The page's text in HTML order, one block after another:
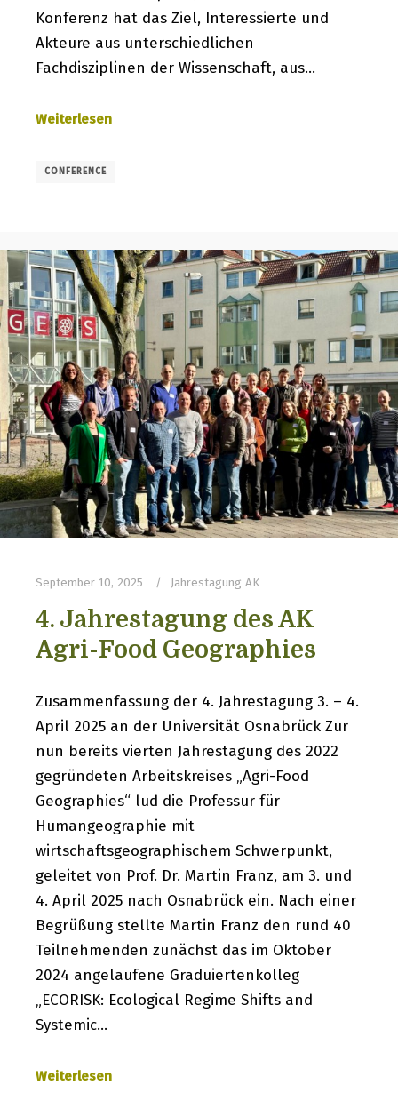
Konferenz hat das Ziel, Interessierte und
Akteure aus unterschiedlichen
Fachdisziplinen der Wissenschaft, aus…
Weiterlesen
CONFERENCE
September 10, 2025 Jahrestagung AK
4. Jahrestagung des AK
Agri-Food Geographies
Zusammenfassung der 4. Jahrestagung 3. – 4.
April 2025 an der Universität Osnabrück Zur
nun bereits vierten Jahrestagung des 2022
gegründeten Arbeitskreises „Agri-Food
Geographies“ lud die Professur für
Humangeographie mit
wirtschaftsgeographischem Schwerpunkt,
geleitet von Prof. Dr. Martin Franz, am 3. und
4. April 2025 nach Osnabrück ein. Nach einer
Begrüßung stellte Martin Franz den rund 40
Teilnehmenden zunächst das im Oktober
2024 angelaufene Graduiertenkolleg
„ECORISK: Ecological Regime Shifts and
Systemic…
Weiterlesen